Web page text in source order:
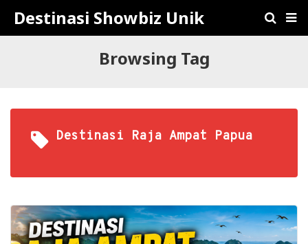
Destinasi Showbiz Unik
Browsing Tag
Destinasi Raja Ampat Papua